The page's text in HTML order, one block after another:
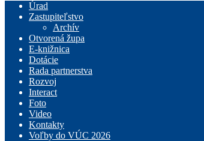
Úrad
Zastupiteľstvo
Archív
Otvorená župa
E-knižnica
Dotácie
Rada partnerstva
Rozvoj
Interact
Foto
Video
Kontakty
Voľby do VÚC 2026